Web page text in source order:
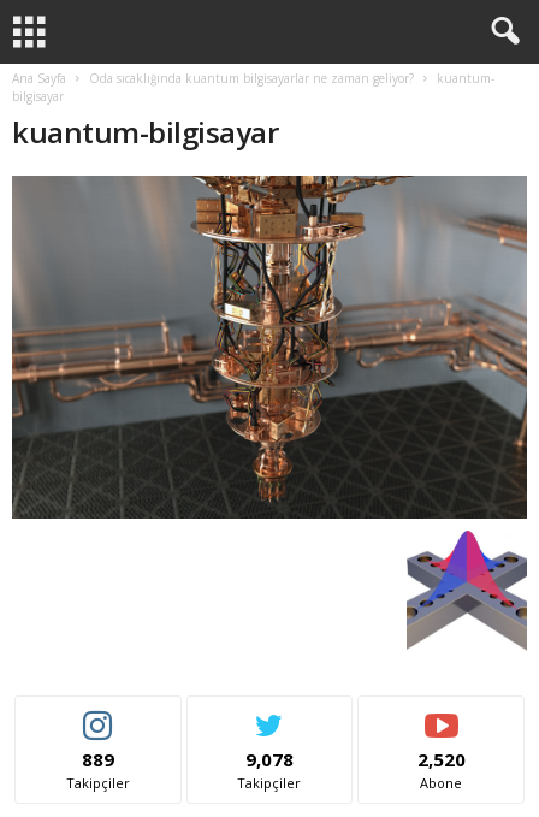
Ana Sayfa Oda sıcaklığında kuantum bilgisayarlar ne zaman geliyor?
kuantum-
bilgisayar
kuantum-bilgisayar
889
Takipçiler
9,078
Takipçiler
2,520
Abone